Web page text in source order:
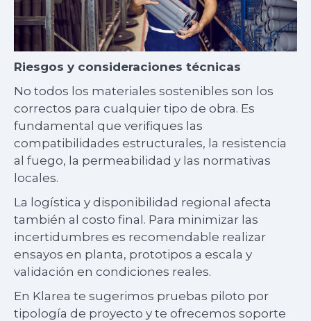
Riesgos y consideraciones técnicas
No todos los materiales sostenibles son los
correctos para cualquier tipo de obra. Es
fundamental que verifiques las
compatibilidades estructurales, la resistencia
al fuego, la permeabilidad y las normativas
locales.
La logística y disponibilidad regional afecta
también al costo final. Para minimizar las
incertidumbres es recomendable realizar
ensayos en planta, prototipos a escala y
validación en condiciones reales.
En Klarea te sugerimos pruebas piloto por
tipología de proyecto y te ofrecemos soporte